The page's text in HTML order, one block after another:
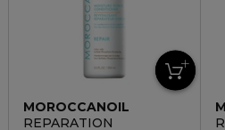
MOROCCANOIL
REPARATION